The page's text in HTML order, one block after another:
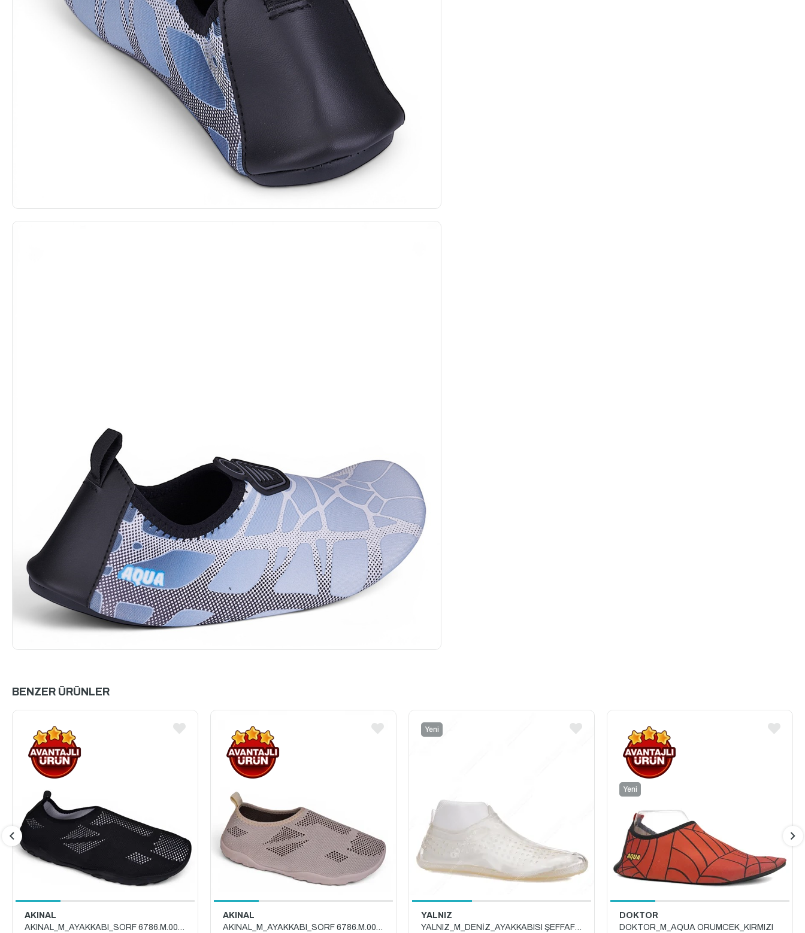
BENZER ÜRÜNLER
AKINAL
AKINAL_M_AYAKKABI_SÖRF 6786.M.0000 SİYAH_BEYAZ
AKINAL
AKINAL_M_AYAKKABI_SÖRF 6786.M.0000 CAMEL_KAHVE
YALNIZ
YALNIZ_M_DENİZ_AYAKKABISI ŞEFFAF_40-44_NO
Yeni
DOKTOR
DOKTOR_M_AQUA ÖRÜMCEK_KIRMIZI
Yeni